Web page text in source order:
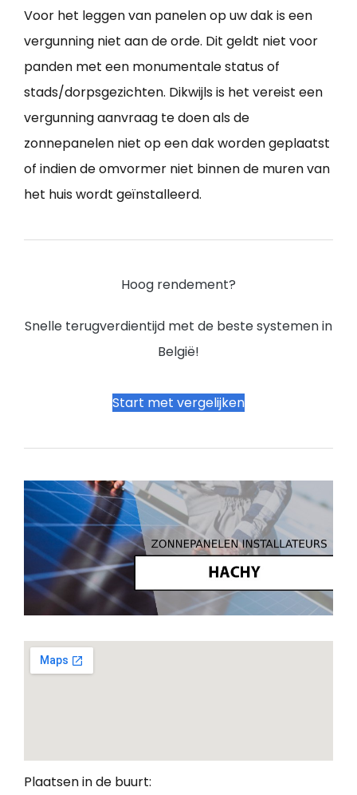
Voor het leggen van panelen op uw dak is een
vergunning niet aan de orde. Dit geldt niet voor
panden met een monumentale status of
stads/dorpsgezichten. Dikwijls is het vereist een
vergunning aanvraag te doen als de
zonnepanelen niet op een dak worden geplaatst
of indien de omvormer niet binnen de muren van
het huis wordt geïnstalleerd.
Hoog rendement?
Snelle terugverdientijd met de beste systemen in
België!
Start met vergelijken
Plaatsen in de buurt: